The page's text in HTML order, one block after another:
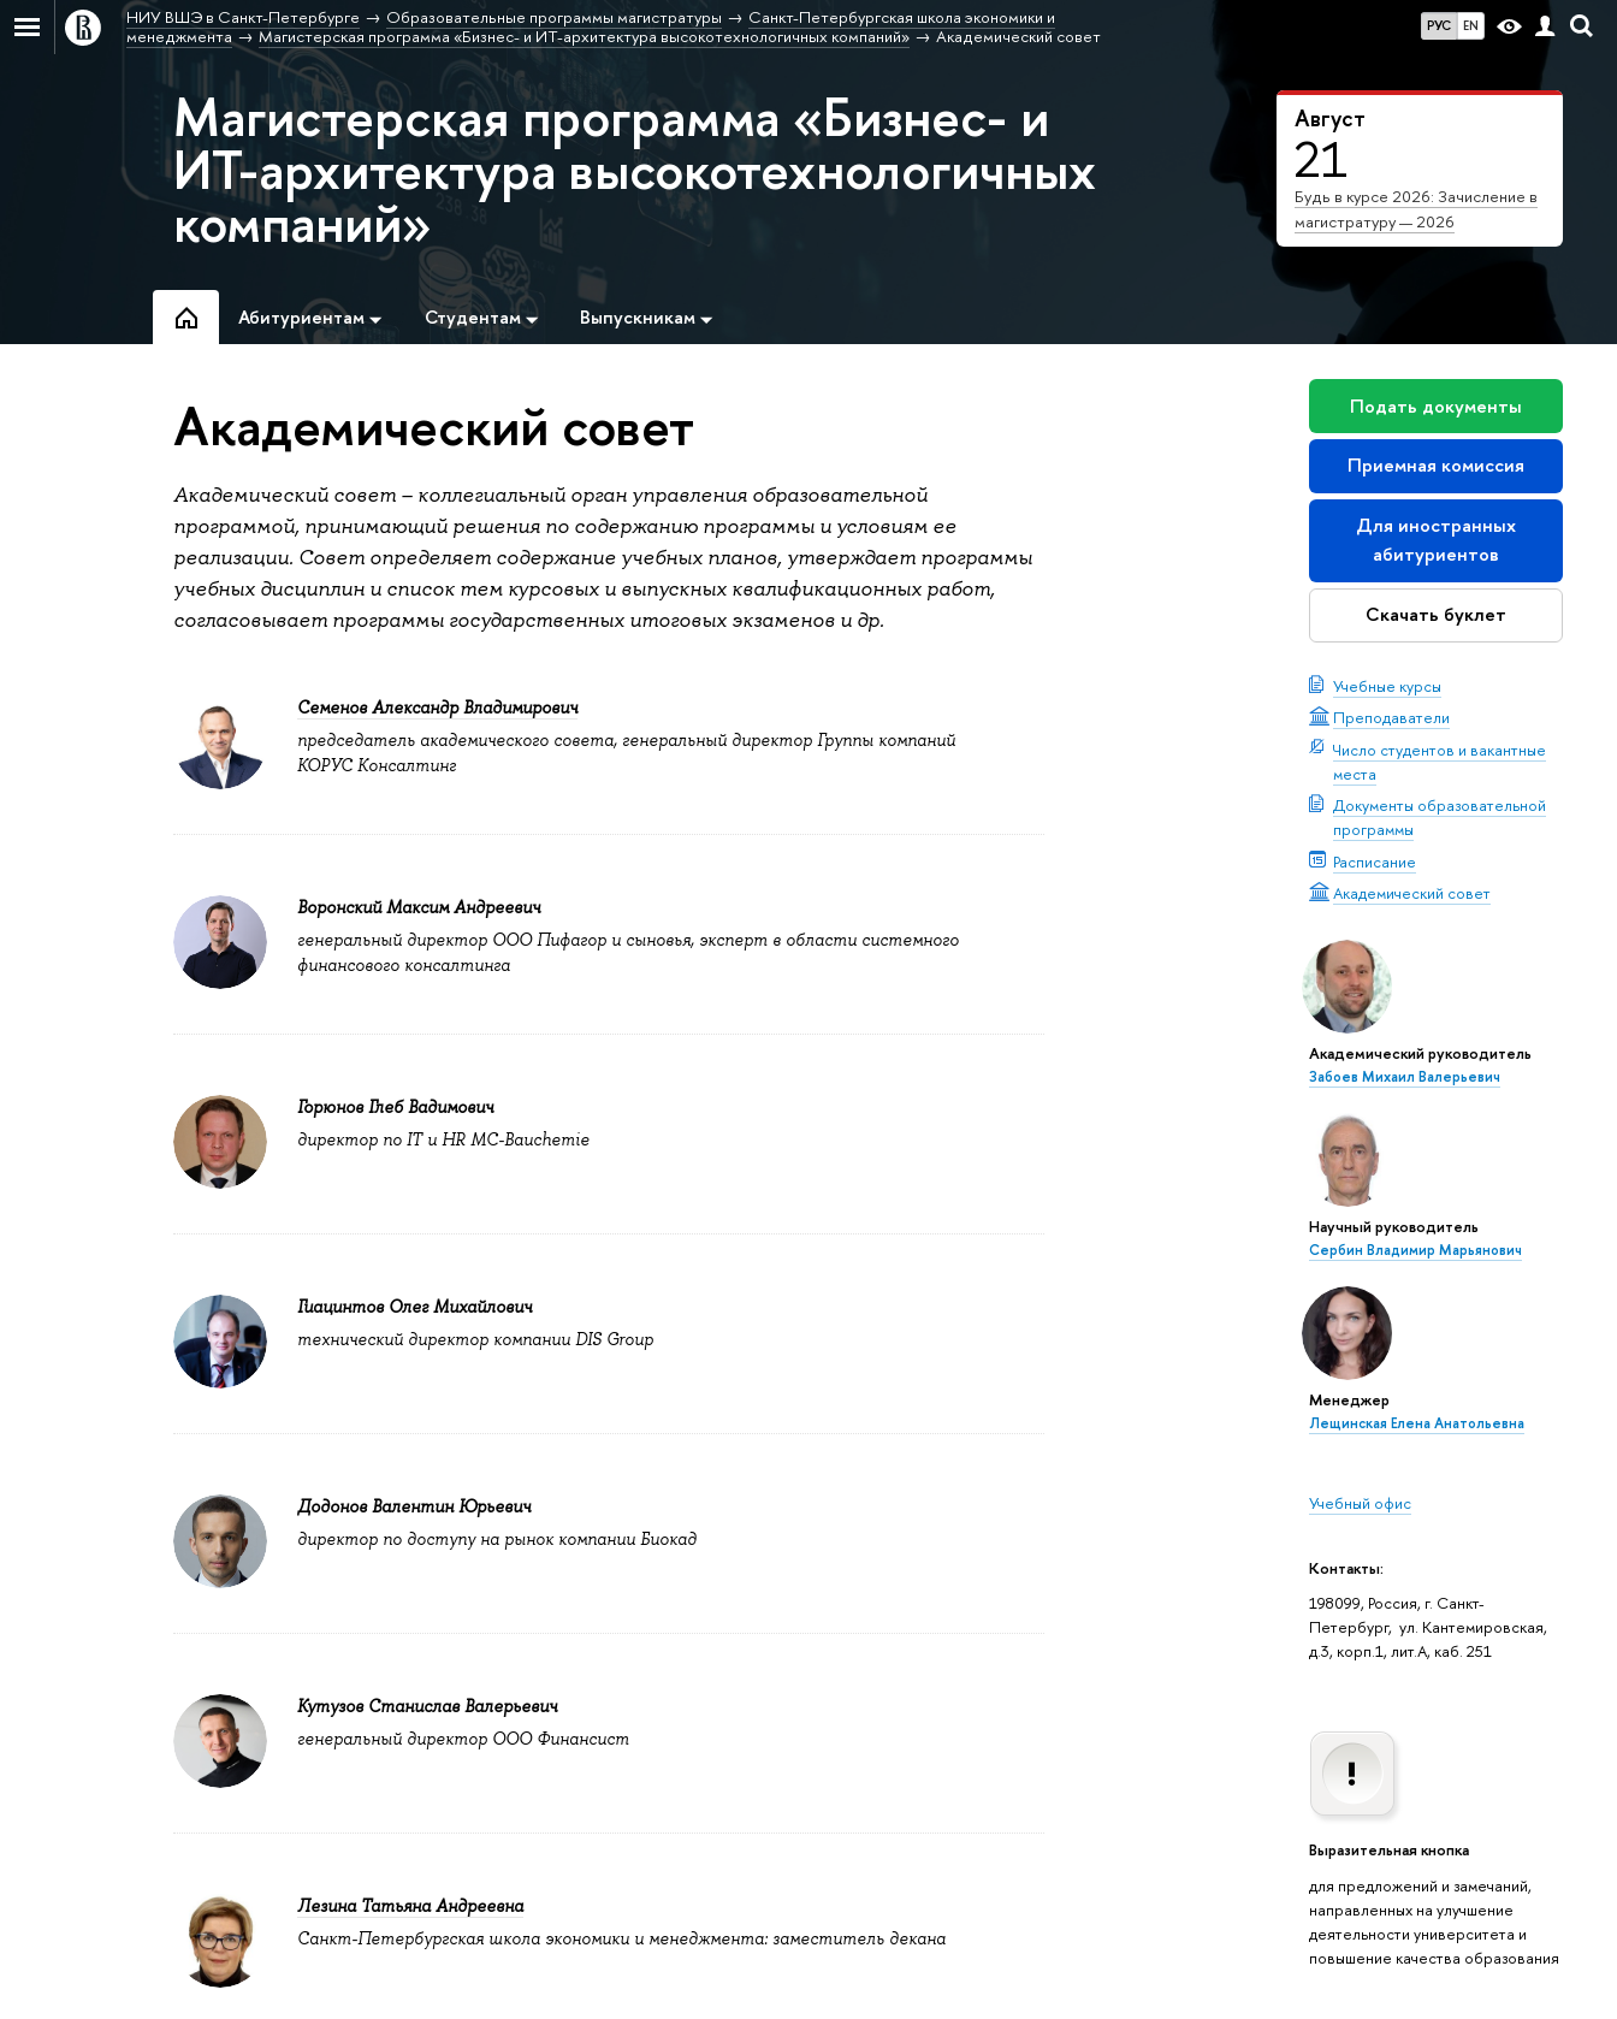
РУС EN
НИУ ВШЭ в Санкт-Петербурге Образовательные программы магистратуры
Санкт-Петербургская школа экономики и
менеджмента
Магистерская программа «Бизнес- и ИТ-архитектура высокотехнологичных компаний» Академический совет
Август
21
Будь в курсе 2026: Зачисление в
магистратуру — 2026
Магистерская программа «Бизнес- и
ИТ-архитектура высокотехнологичных
компаний»
Абитуриентам Студентам Выпускникам
Подать документы
Приемная комиссия
Для иностранных
абитуриентов
Скачать буклет
Учебные курсы
Преподаватели
Число студентов и вакантные
места
Документы образовательной
программы
Расписание
Академический совет
Академический руководитель
Забоев Михаил Валерьевич
Научный руководитель
Сербин Владимир Марьянович
Менеджер
Лещинская Елена Анатольевна
Учебный офис
Контакты:
198099, Россия, г. Санкт-
Петербург, ул. Кантемировская,
д.3, корп.1, лит.А, каб. 251
Выразительная кнопка
для предложений и замечаний,
направленных на улучшение
деятельности университета и
повышение качества образования
Академический совет
Академический совет – коллегиальный орган управления образовательной
программой, принимающий решения по содержанию программы и условиям ее
реализации. Совет определяет содержание учебных планов, утверждает программы
учебных дисциплин и список тем курсовых и выпускных квалификационных работ,
согласовывает программы государственных итоговых экзаменов и др.
Семенов Александр Владимирович
председатель академического совета, генеральный директор Группы компаний
КОРУС Консалтинг
Воронский Максим Андреевич
генеральный директор ООО Пифагор и сыновья, эксперт в области системного
финансового консалтинга
Горюнов Глеб Вадимович
директор по IT и HR МС-Bauchemie
Гиацинтов Олег Михайлович
технический директор компании DIS Group
Додонов Валентин Юрьевич
директор по доступу на рынок компании Биокад
Кутузов Станислав Валерьевич
генеральный директор ООО Финансист
Лезина Татьяна Андреевна
Санкт-Петербургская школа экономики и менеджмента: заместитель декана